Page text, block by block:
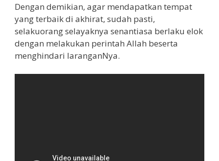
Dengan demikian, agar mendapatkan tempat
yang terbaik di akhirat, sudah pasti,
selakuorang selayaknya senantiasa berlaku elok
dengan melakukan perintah Allah beserta
menghindari laranganNya.